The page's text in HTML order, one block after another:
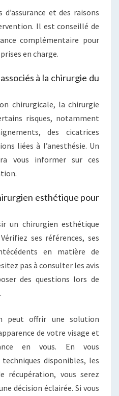
et des raisons
Il est conseillé de
complémentaire pour
en charge.
à la chirurgie du
chirurgicale, la chirurgie
risques, notamment
des cicatrices
liées à l’anesthésie. Un
vous informer sur ces
esthétique pour
un chirurgien esthétique
ses références, ses
en matière de
pas à consulter les avis
des questions lors de
peut offrir une solution
de votre visage et
en vous. En vous
disponibles, les
récupération, vous serez
décision éclairée. Si vous